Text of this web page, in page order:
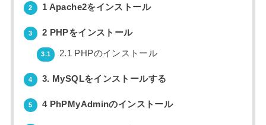
2 1 Apache2をインストール
3 2 PHPをインストール
3.1 2.1 PHPのインストール
4 3. MySQLをインストールする
5 4 PhPMyAdminのインストール